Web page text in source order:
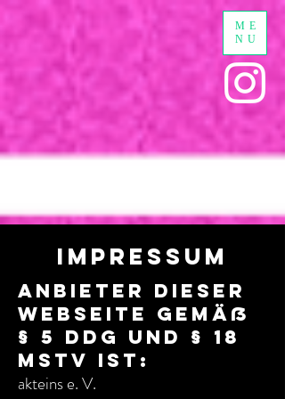
ME
NU
IMPRESSUM
Anbieter dieser
Webseite gemäß
§ 5 DDG und § 18
MStV ist:
akteins e. V.